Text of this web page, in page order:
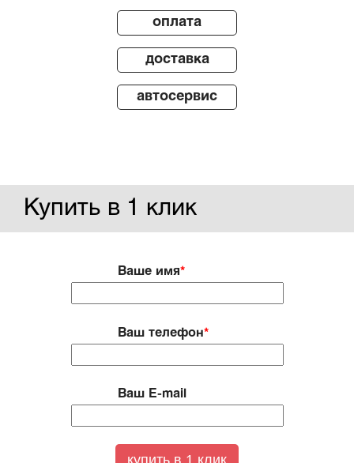
оплата
доставка
автосервис
Купить в 1 клик
Ваше имя*
Ваш телефон*
Ваш E-mail